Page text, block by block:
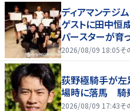
ディアマンテジ
ゲストに田中恒
パースターが育
2026/08/09 18:05そ
荻野極騎手が左
場時に落馬 騎
2026/08/09 17:43そ